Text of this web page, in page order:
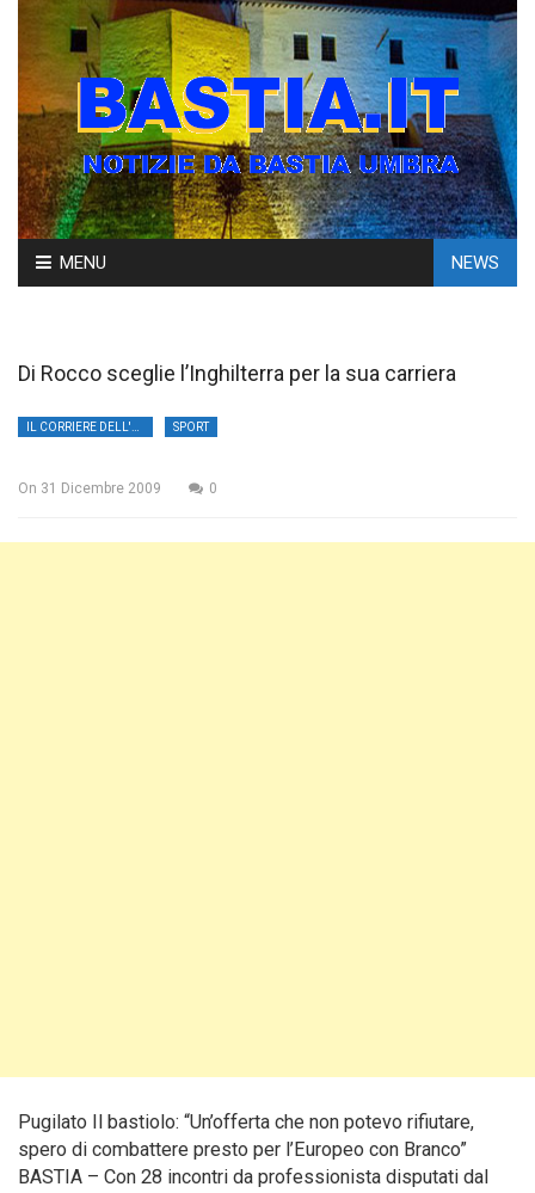
Skip
to
MENU NEWS
Di Rocco sceglie l’Inghilterra per la sua carriera
SPORT
On 31 Dicembre 2009 0
Pugilato Il bastiolo: “Un’offerta che non potevo rifiutare,
spero di combattere presto per l’Europeo con Branco”
BASTIA – Con 28 incontri da professionista disputati dal